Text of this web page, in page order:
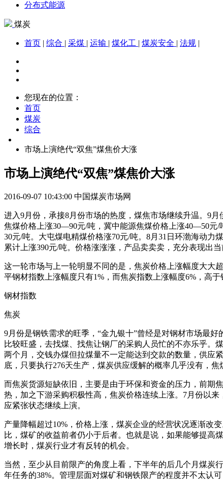
分布式能源
煤炭
首页 | 综合 | 采煤 | 运输 | 煤化工 | 煤炭安全 | 法规 |
您现在的位置：
首页
煤炭
综合
市场上演绝代“双焦”煤焦价大涨
市场上演绝代“双焦”煤焦价大涨
2016-09-07 10:43:00 中国煤炭市场网
进入9月份，承接8月份市场的热度，煤焦市场继续升温。9
焦煤价格上涨30—90元/吨，冀中能源焦煤价格上涨40—50元
30元/吨。大屯煤电精煤价格涨70元/吨。8月31日环渤海动力
累计上涨390元/吨。价格涨涨涨，产品卖卖卖，充分表现出当
这一轮市场与上一轮明显不同的是，焦炭价格上涨幅度大大
平钢材指数上涨幅度只有1%，而焦炭指数上涨幅度6%，高
钢材指数
焦炭
9月份是钢铁需求的旺季，“金九银十”曾经是对钢材市场最
比较旺盛，去找煤、找焦让钢厂的采购人员忙的不亦乐乎。
两个月，交钱办煤但拉煤量不一定能达到交款的数量，供应
底，只要执行276天生产，煤炭供应缓解的概率几乎没有，
而焦炭货源短缺依旧，主要是由于环保和资金的压力，前期
热，加之下游采购积极性高，焦炭价格连续上涨。7月份以
应紧张状态继续上演。
产量降幅超过10%，价格上涨，煤炭企业的经营状况逐渐改
比，煤矿的收益前者仍小于后者。也就是说，如果能够提高
增长时，煤炭行业才有反转的机会。
当然，至少从目前限产的角度上看，下半年的后几个月煤炭
年任务的38%。管理层面对煤矿和钢铁限产的程度并不太认